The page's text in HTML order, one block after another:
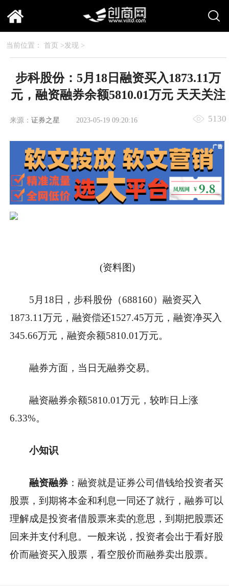
当前位置： 首页 >发现>
步科股份：5月18日融资买入1873.11万
元，融资融券余额5810.01万元 天天关注
来源： 证券之星 2023-05-19 09:20:16 5130
(资料图)
5月18日，步科股份（688160）融资买入
1873.11万元，融资偿还1527.45万元，融资净买入
345.66万元，融资余额5810.01万元。
融券方面，当日无融券交易。
融资融券余额5810.01万元，较昨日上涨
6.33%。
小知识
融资融券 ：融资就是证券公司借钱给投资者买
股票，到期将本金和利息一同还了就行，融券可以
理解成是投资者借股票来卖的意思，到期把股票还
回来并支付利息。一般来说，投资者会出于看好股
价而融资买入股票，看空股价而融券卖出股票。